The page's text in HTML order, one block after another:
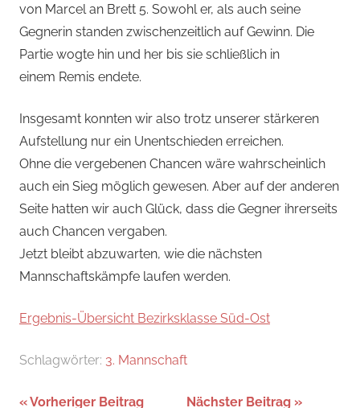
von Marcel an Brett 5. Sowohl er, als auch seine
Gegnerin standen zwischenzeitlich auf Gewinn. Die
Partie wogte hin und her bis sie schließlich in
einem Remis endete.
Insgesamt konnten wir also trotz unserer stärkeren
Aufstellung nur ein Unentschieden erreichen.
Ohne die vergebenen Chancen wäre wahrscheinlich
auch ein Sieg möglich gewesen. Aber auf der anderen
Seite hatten wir auch Glück, dass die Gegner ihrerseits
auch Chancen vergaben.
Jetzt bleibt abzuwarten, wie die nächsten
Mannschaftskämpfe laufen werden.
Ergebnis-Übersicht Bezirksklasse Süd-Ost
Schlagwörter: 3. Mannschaft
Vorheriger Beitrag Nächster Beitrag